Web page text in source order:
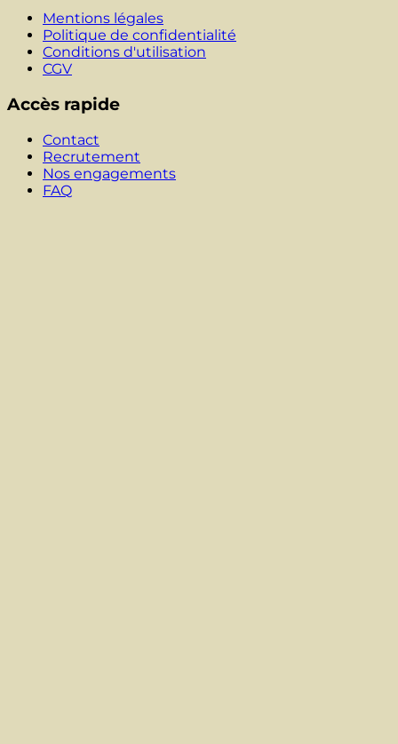
Mentions légales
Politique de confidentialité
Conditions d'utilisation
CGV
Accès rapide
Contact
Recrutement
Nos engagements
FAQ